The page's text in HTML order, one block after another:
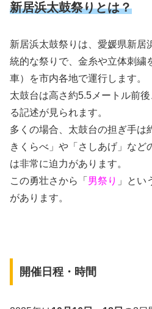
新居浜太鼓祭りとは？
新居浜太鼓祭りは、愛媛県新居
統的な祭りで、金糸や立体刺繍
車）を市内各地で運行します。
太鼓台は高さ約5.5メートル前
る記述が見られます。
多くの場合、太鼓台の担ぎ手は
きくらべ」や「さしあげ」など
は非常に迫力があります。
この勇壮さから「 男祭り 」とい
があります。
開催日程・時間